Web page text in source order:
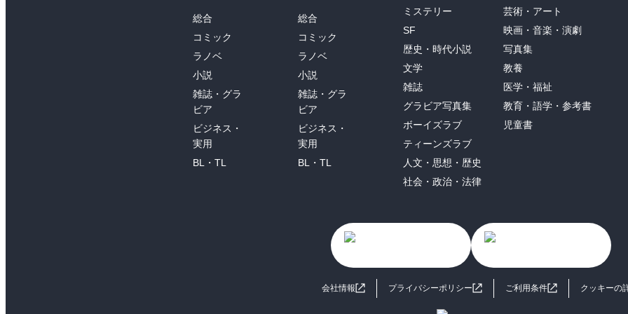
総合
コミック
ラノベ
小説
雑誌・グラ
ビア
ビジネス・
実用
BL・TL
総合
コミック
ラノベ
小説
雑誌・グラ
ビア
ビジネス・
実用
BL・TL
ミステリー
SF
歴史・時代小説
文学
雑誌
グラビア写真集
ボーイズラブ
ティーンズラブ
人文・思想・歴史
社会・政治・法律
芸術・アート
映画・音楽・演劇
写真集
教養
医学・福祉
教育・語学・参考書
児童書
会社情報 プライバシーポリシー ご利用条件 クッキーの